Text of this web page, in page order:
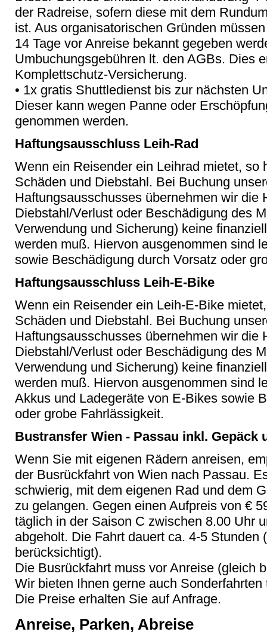
der Radreise, sofern diese mit dem
ist. Aus organisatorischen Gründen
14 Tage vor Anreise bekannt gegeben
Umbuchungsgebühren lt. den AGBs. Dies
Komplettschutz-Versicherung.
• 1x gratis Shuttledienst bis zur nächsten
Dieser kann wegen Panne oder
genommen werden.
Haftungsausschluss Leih-Rad
Wenn ein Reisender ein Leihrad mietet, so
Schäden und Diebstahl. Bei Buchung
Haftungsausschusses übernehmen wir die
Diebstahl/Verlust oder Beschädigung des
Verwendung und Sicherung) keine
werden muß. Hiervon ausgenommen sind
sowie Beschädigung durch Vorsatz oder
Haftungsausschluss Leih-E-Bike
Wenn ein Reisender ein Leih-E-Bike
Schäden und Diebstahl. Bei Buchung
Haftungsausschusses übernehmen wir die
Diebstahl/Verlust oder Beschädigung des
Verwendung und Sicherung) keine
werden muß. Hiervon ausgenommen sind
Akkus und Ladegeräte von E-Bikes sowie
oder grobe Fahrlässigkeit.
Bustransfer Wien - Passau inkl. Gepäck
Wenn Sie mit eigenen Rädern anreisen,
der Busrückfahrt von Wien nach Passau.
schwierig, mit dem eigenen Rad und dem
zu gelangen. Gegen einen Aufpreis von €
täglich in der Saison C zwischen 8.00 Uhr
abgeholt. Die Fahrt dauert ca. 4-5 Stunden
berücksichtigt).
Die Busrückfahrt muss vor Anreise (gleich
Wir bieten Ihnen gerne auch
Die Preise erhalten Sie auf Anfrage.
Anreise, Parken, Abreise